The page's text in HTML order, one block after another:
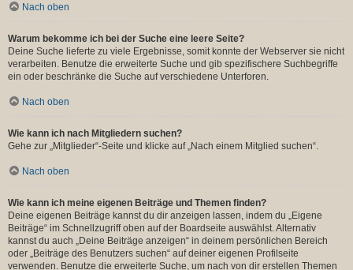
Nach oben
Warum bekomme ich bei der Suche eine leere Seite?
Deine Suche lieferte zu viele Ergebnisse, somit konnte der Webserver sie nicht
verarbeiten. Benutze die erweiterte Suche und gib spezifischere Suchbegriffe
ein oder beschränke die Suche auf verschiedene Unterforen.
Nach oben
Wie kann ich nach Mitgliedern suchen?
Gehe zur „Mitglieder“-Seite und klicke auf „Nach einem Mitglied suchen“.
Nach oben
Wie kann ich meine eigenen Beiträge und Themen finden?
Deine eigenen Beiträge kannst du dir anzeigen lassen, indem du „Eigene
Beiträge“ im Schnellzugriff oben auf der Boardseite auswählst. Alternativ
kannst du auch „Deine Beiträge anzeigen“ in deinem persönlichen Bereich
oder „Beiträge des Benutzers suchen“ auf deiner eigenen Profilseite
verwenden. Benutze die erweiterte Suche, um nach von dir erstellen Themen